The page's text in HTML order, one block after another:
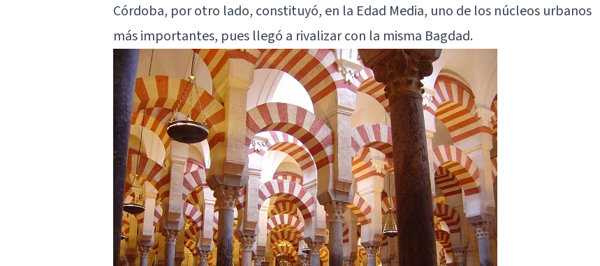
Córdoba, por otro lado, constituyó, en la Edad Media, uno de los núcleos urbanos
más importantes, pues llegó a rivalizar con la misma Bagdad.